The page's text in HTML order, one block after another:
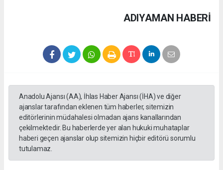
ADIYAMAN HABERİ
Anadolu Ajansı (AA), İhlas Haber Ajansı (İHA) ve diğer
ajanslar tarafından eklenen tüm haberler, sitemizin
editörlerinin müdahalesi olmadan ajans kanallarından
çekilmektedir. Bu haberlerde yer alan hukuki muhataplar
haberi geçen ajanslar olup sitemizin hiçbir editörü sorumlu
tutulamaz.